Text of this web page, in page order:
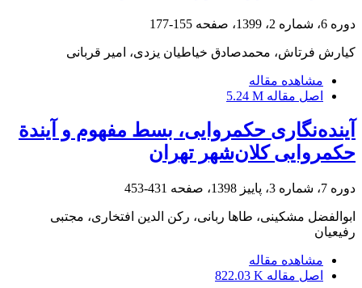
دوره 6، شماره 2، 1399، صفحه 155-177
کیارش فرتاش، محمدصادق خیاطیان یزدی، امیر قربانی
مشاهده مقاله
اصل مقاله 5.24 M
آینده‌نگاری حکمروایی، بسط مفهوم و آیندة
حکمروایی کلان‌شهر تهران
دوره 7، شماره 3، پاییز 1398، صفحه 431-453
ابوالفضل مشکینی، طاها ربانی، رکن الدین افتخاری، مجتبی
رفیعیان
مشاهده مقاله
اصل مقاله 822.03 K